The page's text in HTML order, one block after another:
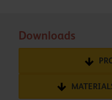
Downloads